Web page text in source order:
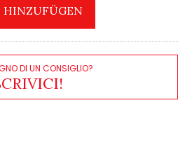
HINZUFÜGEN
DI UN CONSIGLIO?